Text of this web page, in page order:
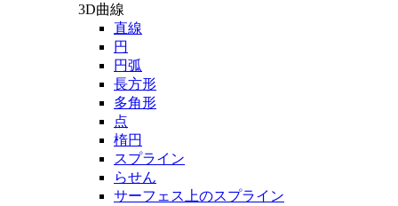
3D曲線
直線
円
円弧
長方形
多角形
点
楕円
スプライン
らせん
サーフェス上のスプライン